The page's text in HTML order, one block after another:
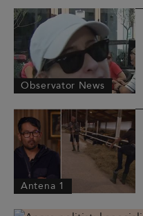
Observator News
Antena 1